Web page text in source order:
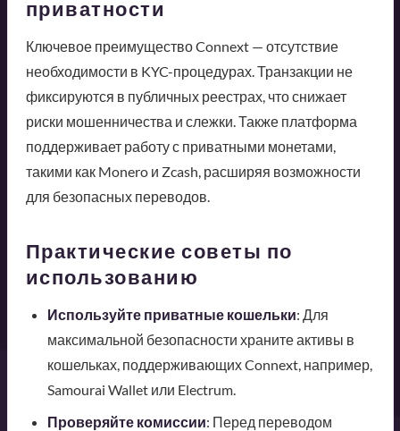
приватности
Ключевое преимущество Connext — отсутствие
необходимости в KYC-процедурах. Транзакции не
фиксируются в публичных реестрах, что снижает
риски мошенничества и слежки. Также платформа
поддерживает работу с приватными монетами,
такими как Monero и Zcash, расширяя возможности
для безопасных переводов.
Практические советы по
использованию
Используйте приватные кошельки: Для
максимальной безопасности храните активы в
кошельках, поддерживающих Connext, например,
Samourai Wallet или Electrum.
Проверяйте комиссии: Перед переводом